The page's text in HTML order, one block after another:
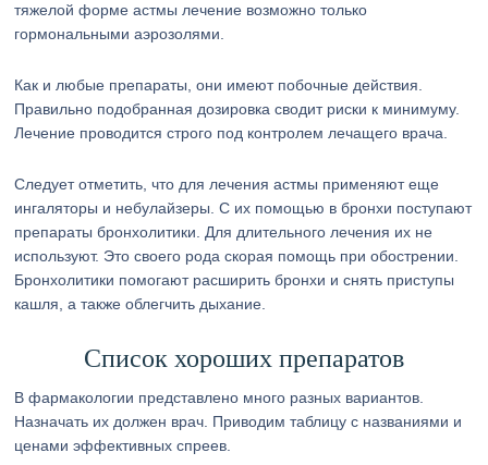
тяжелой форме астмы лечение возможно только
гормональными аэрозолями.
Как и любые препараты, они имеют побочные действия.
Правильно подобранная дозировка сводит риски к минимуму.
Лечение проводится строго под контролем лечащего врача.
Следует отметить, что для лечения астмы применяют еще
ингаляторы и небулайзеры. С их помощью в бронхи поступают
препараты бронхолитики. Для длительного лечения их не
используют. Это своего рода скорая помощь при обострении.
Бронхолитики помогают расширить бронхи и снять приступы
кашля, а также облегчить дыхание.
Список хороших препаратов
В фармакологии представлено много разных вариантов.
Назначать их должен врач. Приводим таблицу с названиями и
ценами эффективных спреев.